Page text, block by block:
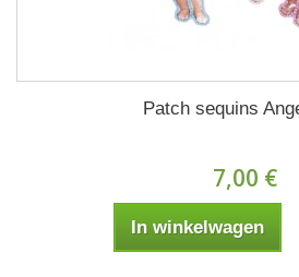
Patch sequins
7,00 €
In winkelwagen